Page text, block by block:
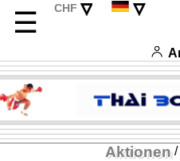
☰ CHF ▿ ▿
Italiano
Español
Aktionen/